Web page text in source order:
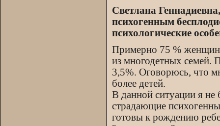
Светлана
психогенным
психологические
Примерно 75 %
из многодетных семей.
3,5%. Оговорюсь, что
более детей.
В данной ситуации я не
страдающие
готовы к рождению